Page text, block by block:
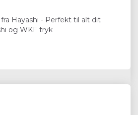
Hayashi - Perfekt til alt dit
og WKF tryk